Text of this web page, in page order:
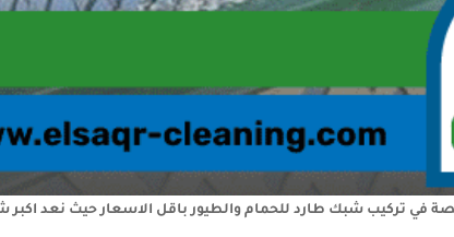
تركيب شبك طارد للحمام والطيور باقل الاسعار حيث نعد اكبر